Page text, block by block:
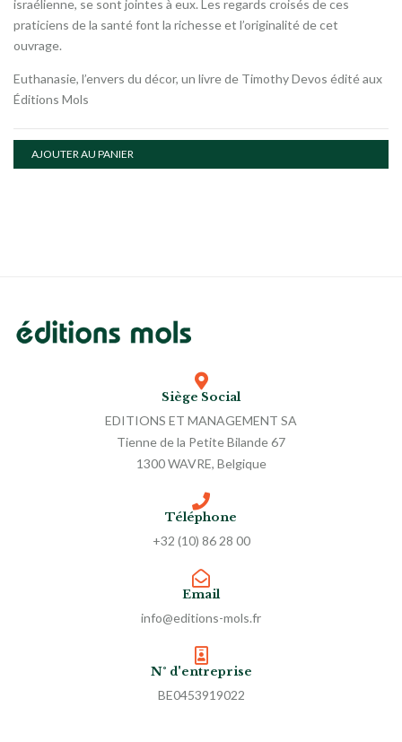
israélienne, se sont jointes à eux. Les regards croisés de ces
praticiens de la santé font la richesse et l’originalité de cet
ouvrage.
Euthanasie, l’envers du décor, un livre de Timothy Devos édité aux
Éditions Mols
AJOUTER AU PANIER
Siège Social
EDITIONS ET MANAGEMENT SA
Tienne de la Petite Bilande 67
1300 WAVRE, Belgique
Téléphone
+32 (10) 86 28 00
Email
info@editions-mols.fr
N° d'entreprise
BE0453919022